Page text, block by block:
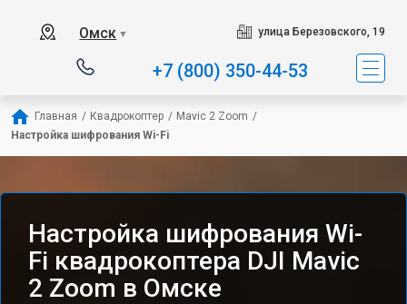
Омск ▼ улица Березовского, 19
+7 (800) 350-44-53
Главная / Квадрокоптер / Mavic 2 Zoom /
Настройка шифрования Wi-Fi
Настройка шифрования Wi-
Fi квадрокоптера DJI Mavic
2 Zoom в Омске